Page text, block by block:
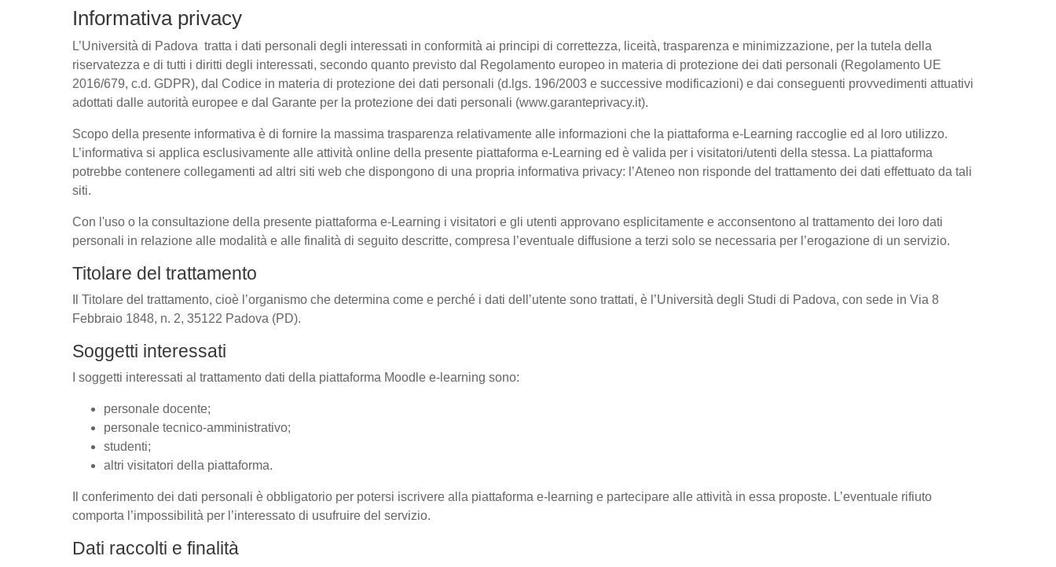
Informativa privacy
L’Università di Padova tratta i dati personali degli interessati in conformità ai principi di correttezza, liceità, trasparenza e minimizzazione, per la tutela della
riservatezza e di tutti i diritti degli interessati, secondo quanto previsto dal Regolamento europeo in materia di protezione dei dati personali (Regolamento UE
2016/679, c.d. GDPR), dal Codice in materia di protezione dei dati personali (d.lgs. 196/2003 e successive modificazioni) e dai conseguenti provvedimenti attuativi
adottati dalle autorità europee e dal Garante per la protezione dei dati personali (www.garanteprivacy.it).
Scopo della presente informativa è di fornire la massima trasparenza relativamente alle informazioni che la piattaforma e-Learning raccoglie ed al loro utilizzo.
L’informativa si applica esclusivamente alle attività online della presente piattaforma e-Learning ed è valida per i visitatori/utenti della stessa. La piattaforma
potrebbe contenere collegamenti ad altri siti web che dispongono di una propria informativa privacy: l’Ateneo non risponde del trattamento dei dati effettuato da tali
siti.
Con l'uso o la consultazione della presente piattaforma e-Learning i visitatori e gli utenti approvano esplicitamente e acconsentono al trattamento dei loro dati
personali in relazione alle modalità e alle finalità di seguito descritte, compresa l’eventuale diffusione a terzi solo se necessaria per l’erogazione di un servizio.
Titolare del trattamento
Il Titolare del trattamento, cioè l’organismo che determina come e perché i dati dell’utente sono trattati, è l’Università degli Studi di Padova, con sede in Via 8
Febbraio 1848, n. 2, 35122 Padova (PD).
Soggetti interessati
I soggetti interessati al trattamento dati della piattaforma Moodle e-learning sono:
personale docente;
personale tecnico-amministrativo;
studenti;
altri visitatori della piattaforma.
Il conferimento dei dati personali è obbligatorio per potersi iscrivere alla piattaforma e-learning e partecipare alle attività in essa proposte. L’eventuale rifiuto
comporta l’impossibilità per l’interessato di usufruire del servizio.
Dati raccolti e finalità